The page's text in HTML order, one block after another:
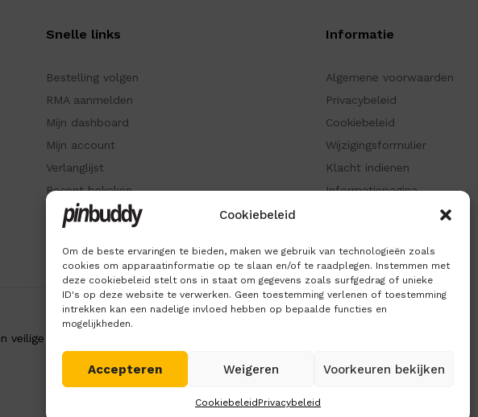
Cookiebeleid
Om de beste ervaringen te bieden, maken we gebruik van technologieën zoals
cookies om apparaatinformatie op te slaan en/of te raadplegen. Instemmen met
deze cookiebeleid stelt ons in staat om gegevens zoals surfgedrag of unieke
ID's op deze website te verwerken. Geen toestemming verlenen of toestemming
intrekken kan een nadelige invloed hebben op bepaalde functies en
mogelijkheden.
Accepteren Weigeren Voorkeuren bekijken
CookiebeleidPrivacybeleid
Snelle links
Bestelling volgen
RMA aanmelden
Mijn dashboard
Mijn account
Verlanglijst
Recent bekeken
Kennisbank
Informatie
Algemene voorwaarden
Privacybeleid
Cookiebeleid
Wijzigingsformulier
Klacht indienen
Informatiepagina
veilige betaling